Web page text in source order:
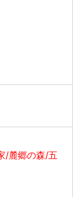
/麓郷の森/五